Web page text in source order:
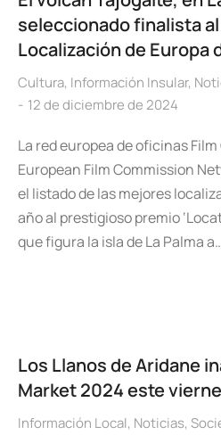
seleccionado finalista
Localización de Europa
Cultura, Información Insular,
12 de diciembre de 2024
La red europea de oficinas
European Film Commission
el listado de las mejores
año al prestigioso premio
que figura la isla de La Palma
Los Llanos de Aridane
Market 2024 este
Información Local, Noticias,